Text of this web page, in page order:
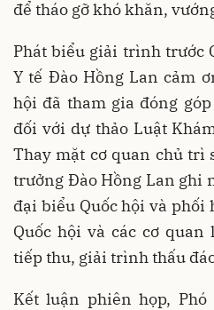
để tháo gỡ khó khăn,
Phát biểu giải trình trước
Y tế Đào Hồng Lan cảm
hội đã tham gia đóng
đối với dự thảo Luật
Thay mặt cơ quan chủ trì
trưởng Đào Hồng Lan ghi
đại biểu Quốc hội và phối
Quốc hội và các cơ
tiếp thu, giải trình thấu
Kết luận phiên họp,